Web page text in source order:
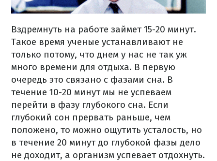
Вздремнуть на работе займет 15-20 минут.
Такое время ученые устанавливают не
только потому, что днем у нас не так уж
много времени для отдыха. В первую
очередь это связано с фазами сна. В
течение 10-20 минут мы не успеваем
перейти в фазу глубокого сна. Если
глубокий сон прервать раньше, чем
положено, то можно ощутить усталость, но
в течение 20 минут до глубокой фазы дело
не доходит, а организм успевает отдохнуть.